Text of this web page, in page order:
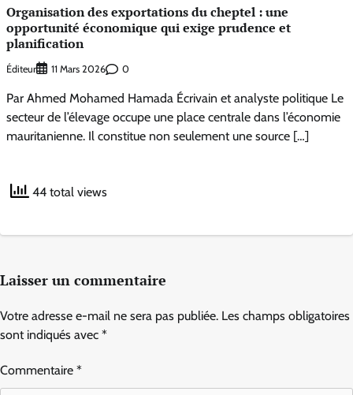
Organisation des exportations du cheptel : une
opportunité économique qui exige prudence et
planification
Éditeur 11 Mars 2026 0
Par Ahmed Mohamed Hamada Écrivain et analyste politique Le
secteur de l’élevage occupe une place centrale dans l’économie
mauritanienne. Il constitue non seulement une source […]
44 total views
Laisser un commentaire
Votre adresse e-mail ne sera pas publiée. Les champs obligatoires
sont indiqués avec *
Commentaire *